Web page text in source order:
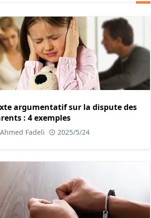
une pratique qui devrait être largement
d'organes
il est important de reconnaître qu'il
Dans certains cas, les familles des
exercée sur les familles pour qu'elles
une violation de leur autonomie et de leur
en fonction de leur statut social,
sur la justice et l'égalité. De plus, dans
l'accès aux greffes, exacerbant les
argumentatif sur la dispute des
: 4 exemples
Ahmed Fadeli 2025/5/24